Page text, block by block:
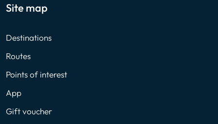
Site map
Destinations
Routes
Points of interest
App
Gift voucher